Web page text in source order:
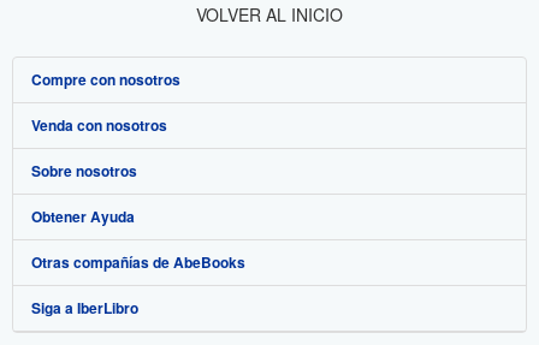
VOLVER AL INICIO
Compre con nosotros
Búsqueda avanzada
Colecciones
Mi cuenta
Mis pedidos
Ver carrito
Venda con nosotros
Comenzar a vender
Únase a nuestro programa de afiliados
Recomiende un vendedor
Sobre nosotros
Sobre IberLibro
Medios
Empleo
Obtener Ayuda
Preguntas frecuentes y guías
Atención al Cliente
Otras compañías de AbeBooks
AbeBooks.com
Siga a IberLibro